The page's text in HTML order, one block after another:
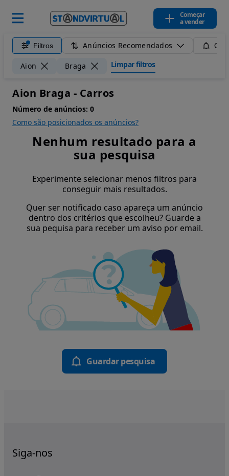
Começar
a vender
Filtros Anúncios Recomendados
Aion Braga Limpar filtros
Aion Braga - Carros
Número de anúncios: 0
Como são posicionados os anúncios?
Nenhum resultado para a
sua pesquisa
Experimente selecionar menos filtros para
conseguir mais resultados.
Quer ser notificado caso apareça um anúncio
dentro dos critérios que escolheu? Guarde a
sua pequisa para receber um aviso por email.
Guardar pesquisa
Siga-nos